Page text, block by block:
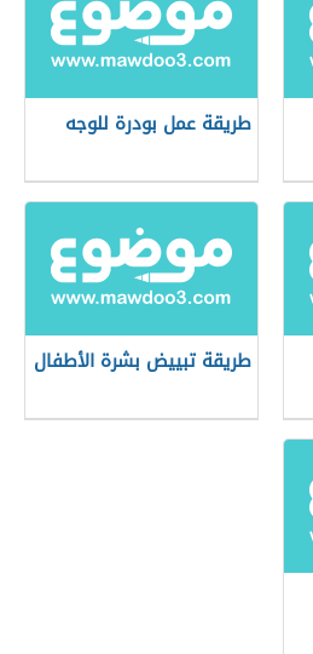
طريقة عمل بودرة للوجه
طريقة تبييض بشرة الأطفال